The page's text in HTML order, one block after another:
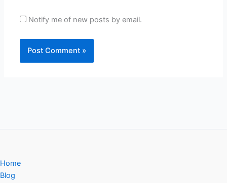
Notify me of new posts by email.
Home
Blog